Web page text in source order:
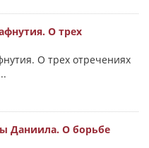
О трех
О трех отречениях
Даниила. О борьбе